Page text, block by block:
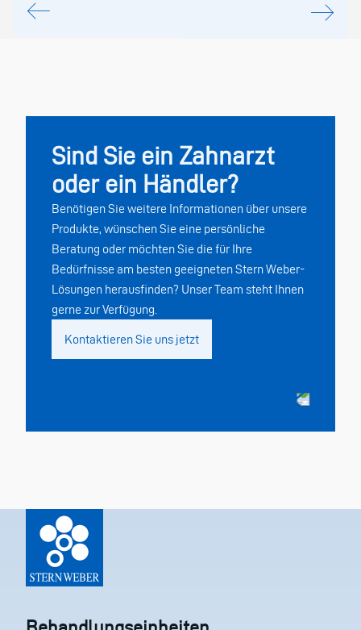
Sind Sie ein Zahnarzt
oder ein Händler?
Benötigen Sie weitere Informationen über unsere
Produkte, wünschen Sie eine persönliche
Beratung oder möchten Sie die für Ihre
Bedürfnisse am besten geeigneten Stern Weber-
Lösungen herausfinden? Unser Team steht Ihnen
gerne zur Verfügung.
Kontaktieren Sie uns jetzt